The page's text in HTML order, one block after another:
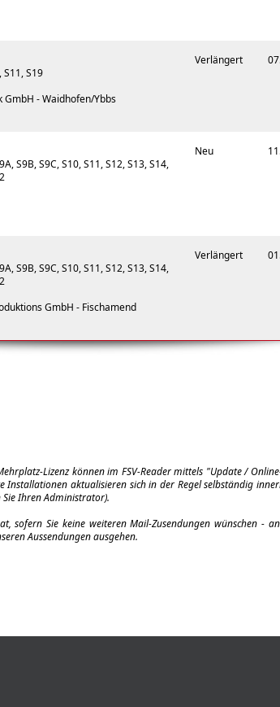
S19
- Waidhofen/Ybbs
Verlängert
S9B, S9C, S10, S11, S12, S13, S14,
Neu
S9B, S9C, S10, S11, S12, S13, S14,
GmbH - Fischamend
Verlängert
Lizenz können im FSV-Reader mittels "Update /
Installationen aktualisieren sich in der Regel selbständig
Ihren Administrator).
, sofern Sie keine weiteren Mail-Zusendungen wünschen -
Aussendungen ausgehen.